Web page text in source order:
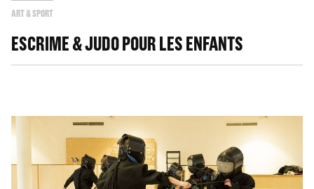
ART & SPORT
ESCRIME & JUDO POUR LES ENFANTS